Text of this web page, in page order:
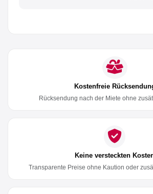
Kostenfreie
Rücksendung nach der Miete ohne
Keine versteckten
Transparente Preise ohne Kaution oder